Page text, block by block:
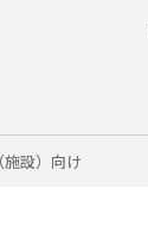
設）向け